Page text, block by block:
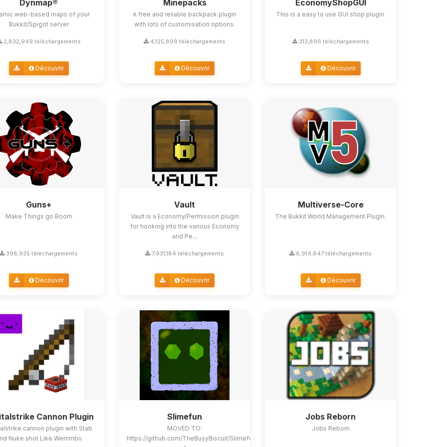
Dynmap®
web-based maps of your
Bukkit/Spigot server
2,832,949 téléchargements
Découvrir
Minepacks
A free and reliable backpack plugin
with lots of customisation options.
4,125,899 téléchargements
Découvrir
EconomyShopGUI
This is a easy to use GUI shop plugin.
313,896 téléchargements
Découvrir
Guns+
Make Things go Boom
398,935 téléchargements
Découvrir
Vault
Vault is a Economy/Permission plugin
for hooking into the various Economy
and Pe...
7,931,184 téléchargements
Découvrir
Multiverse-Core
The Bukkit World Management Plugin.
6,914,647 téléchargements
Découvrir
Cannon Plugin
cannon plugin with Stab
Nuke shot Like Wemmbu
Slimefun
MOVED TO:
https://github.com/TheBusyBiscuit/Slimefun4#slimefun-
Jobs Reborn
Jobs Reborn